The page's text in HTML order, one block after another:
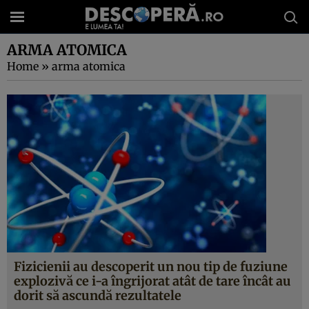
ARMA ATOMICA
Home » arma atomica
Fizicienii au descoperit un nou tip de fuziune
explozivă ce i-a îngrijorat atât de tare încât au
dorit să ascundă rezultatele